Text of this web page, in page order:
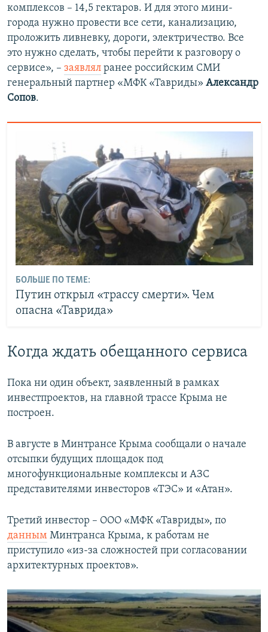
комплексов – 14,5 гектаров. И для этого мини-
города нужно провести все сети, канализацию,
проложить ливневку, дороги, электричество. Все
это нужно сделать, чтобы перейти к разговору о
сервисе», – заявлял ранее российским СМИ
генеральный партнер «МФК «Тавриды» Александр
Сопов.
БОЛЬШЕ ПО ТЕМЕ:
Путин открыл «трассу смерти». Чем
опасна «Таврида»
Когда ждать обещанного сервиса
Пока ни один объект, заявленный в рамках
инвестпроектов, на главной трассе Крыма не
построен.
В августе в Минтрансе Крыма сообщали о начале
отсыпки будущих площадок под
многофункциональные комплексы и АЗС
представителями инвесторов «ТЭС» и «Атан».
Третий инвестор – ООО «МФК «Тавриды», по
данным Минтранса Крыма, к работам не
приступило «из-за сложностей при согласовании
архитектурных проектов».